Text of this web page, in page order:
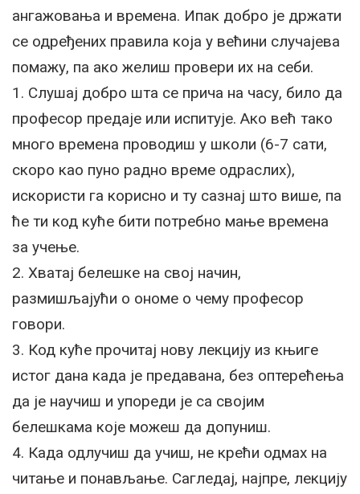
ангажовања и времена. Ипак добро је држати
се одређених правила која у већини случајева
помажу, па ако желиш провери их на себи.
1. Слушај добро шта се прича на часу, било да
професор предаје или испитује. Ако већ тако
много времена проводиш у школи (6-7 сати,
скоро као пуно радно време одраслих),
искористи га корисно и ту сазнај што више, па
ће ти код куће бити потребно мање времена
за учење.
2. Хватај белешке на свој начин,
размишљајући о ономе о чему професор
говори.
3. Код куће прочитај нову лекцију из књиге
истог дана када је предавана, без оптерећења
да је научиш и упореди је са својим
белешкама које можеш да допуниш.
4. Када одлучиш да учиш, не крећи одмах на
читање и понављање. Сагледај, најпре, лекцију